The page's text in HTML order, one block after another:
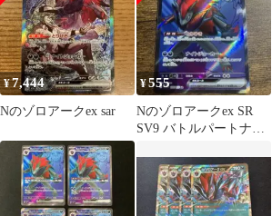
¥7,444
Nのゾロアークex sar
¥555
Nのゾロアークex SR
SV9 バトルパートナー